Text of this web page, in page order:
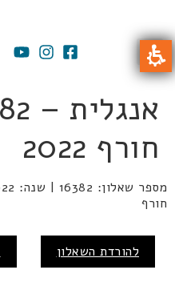
חורף 2022
חורף
להורדת השאלון